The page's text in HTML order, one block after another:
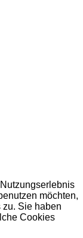
möchten,
Sie haben
Cookies